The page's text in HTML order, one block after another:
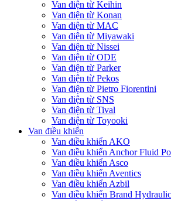
Van điện từ Keihin
Van điện từ Konan
Van điện từ MAC
Van điện từ Miyawaki
Van điện từ Nissei
Van điện từ ODE
Van điện từ Parker
Van điện từ Pekos
Van điện từ Pietro Fiorentini
Van điện từ SNS
Van điện từ Tival
Van điện từ Toyooki
Van điều khiển
Van điều khiển AKO
Van điều khiển Anchor Fluid
Van điều khiển Asco
Van điều khiển Aventics
Van điều khiển Azbil
Van điều khiển Brand